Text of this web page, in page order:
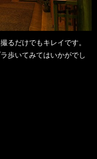
るだけでもキレイです。
歩いてみてはいかがでし